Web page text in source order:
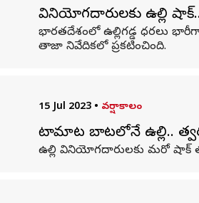
వినియోగదారులకు ఉల్లి
భారతదేశంలో ఉల్లిగడ్డ ధరలు
తాజా నివేదికలో ప్రకటించింది.
15 Jul 2023 • వర్షాకాలం
టామాట బాటలోనే ఉల్లి..
ఉల్లి వినియోగదారులకు మరో షాక్